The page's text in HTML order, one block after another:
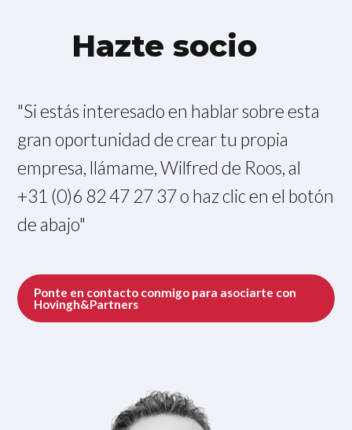
Hazte socio
"Si estás interesado en hablar sobre esta
gran oportunidad de crear tu propia
empresa, llámame, Wilfred de Roos, al
+31 (0)6 82 47 27 37 o haz clic en el botón
de abajo"
Ponte en contacto conmigo para asociarte con
Hovingh&Partners